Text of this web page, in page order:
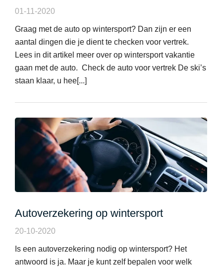
01-11-2020
Graag met de auto op wintersport? Dan zijn er een
aantal dingen die je dient te checken voor vertrek.
Lees in dit artikel meer over op wintersport vakantie
gaan met de auto. Check de auto voor vertrek De ski’s
staan klaar, u hee[...]
Autoverzekering op wintersport
20-10-2020
Is een autoverzekering nodig op wintersport? Het
antwoord is ja. Maar je kunt zelf bepalen voor welk